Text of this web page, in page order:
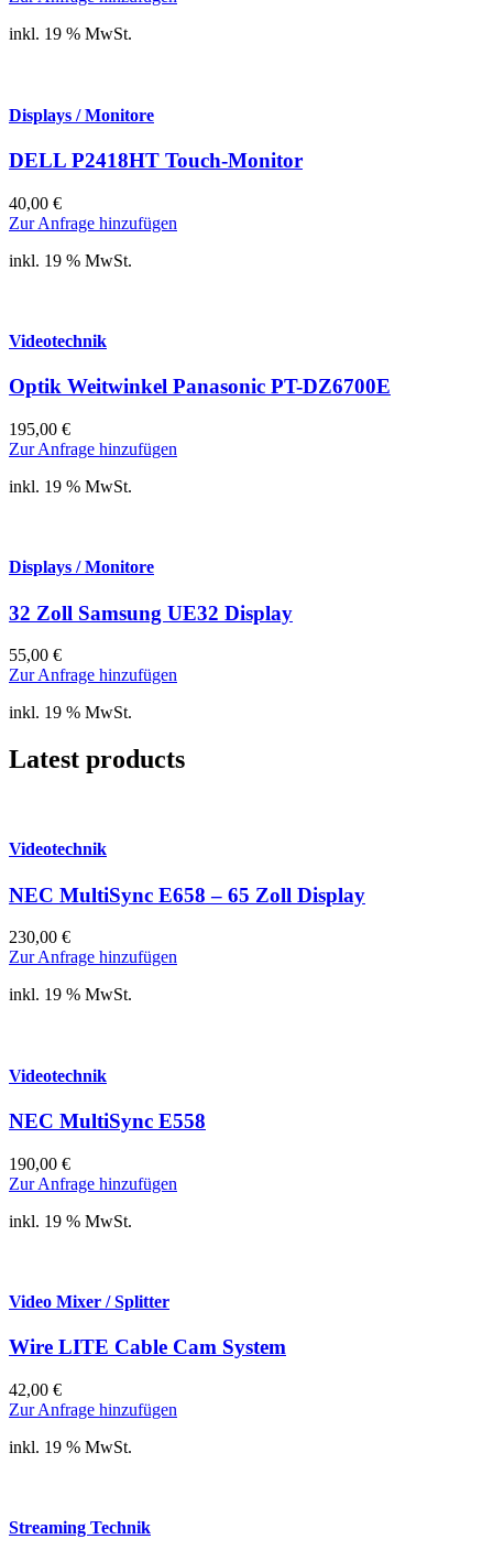
inkl. 19 % MwSt.
Displays / Monitore
DELL P2418HT Touch-Monitor
40,00 €
Zur Anfrage hinzufügen
inkl. 19 % MwSt.
Videotechnik
Optik Weitwinkel Panasonic PT-DZ6700E
195,00 €
Zur Anfrage hinzufügen
inkl. 19 % MwSt.
Displays / Monitore
32 Zoll Samsung UE32 Display
55,00 €
Zur Anfrage hinzufügen
inkl. 19 % MwSt.
Latest products
Videotechnik
NEC MultiSync E658 – 65 Zoll Display
230,00 €
Zur Anfrage hinzufügen
inkl. 19 % MwSt.
Videotechnik
NEC MultiSync E558
190,00 €
Zur Anfrage hinzufügen
inkl. 19 % MwSt.
Video Mixer / Splitter
Wire LITE Cable Cam System
42,00 €
Zur Anfrage hinzufügen
inkl. 19 % MwSt.
Streaming Technik